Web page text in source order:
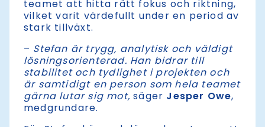
teamet att hitta rätt fokus och riktning,
vilket varit värdefullt under en period av
stark tillväxt.
– Stefan är trygg, analytisk och väldigt
lösningsorienterad. Han bidrar till
stabilitet och tydlighet i projekten och
är samtidigt en person som hela teamet
gärna lutar sig mot, säger Jesper Owe,
medgrundare.